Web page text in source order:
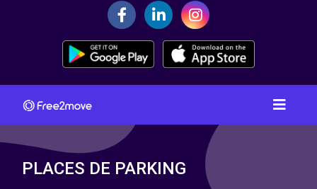
PLACES DE PARKING